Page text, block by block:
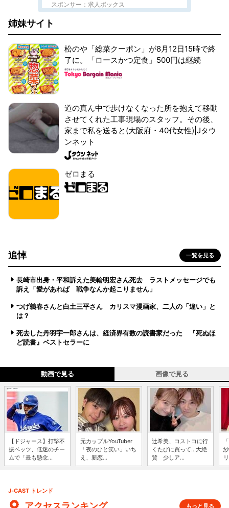
スポンサー：求人ボックス
姉妹サイト
松のや「総菜クーポン」が8月12日15時で終
了に。「ロースかつ定食」500円は継続
道の真ん中で歩けなくなった所を抱えて移動
させてくれた工事現場のスタッフ。その後、
家まで私を送ると(大阪府・40代女性)|Jタウ
ンネット
ゼロまる
追悼 一覧を見る
長崎市出身・平和訴えた美輪明宏さん死去 ラストメッセージでも
訴え「愛があれば 戦争なんか起こりません」
つげ義春さんと白土三平さん カリスマ漫画家、二人の「違い」と
は？
死去した丹羽宇一郎さんは、経済界有数の読書家だった 『死ぬほ
ど読書』ベストセラーに
動画で見る 画像で見る
【ドジャース】打撃不
振ベッツ、低迷のチー
ムで「最も懸念...
元カップルYouTuber
「夜のひと笑い」いち
え、新恋...
辻希美、コストコに行
くたびに買って...大絶
賛 少しア...
J-CAST トレンド
アクセスランキング もっと見る